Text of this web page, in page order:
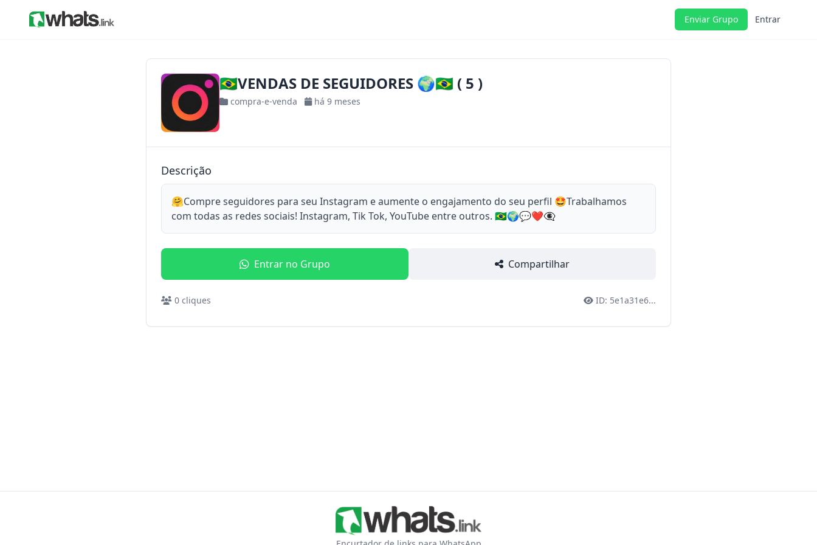
Enviar Grupo Entrar
🇧🇷VENDAS DE SEGUIDORES 🌍🇧🇷 ( 5 )
compra-e-venda há 9 meses
Descrição
🤗Compre seguidores para seu Instagram e aumente o engajamento do seu perfil 🤩Trabalhamos
com todas as redes sociais! Instagram, Tik Tok, YouTube entre outros. 🇧🇷🌍💬❤️👁️‍🗨️
Entrar no Grupo Compartilhar
0 cliques ID: 5e1a31e6...